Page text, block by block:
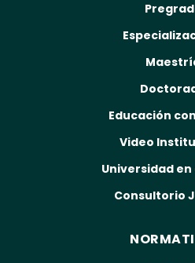
Educación
Video
Universidad en
Consultorio